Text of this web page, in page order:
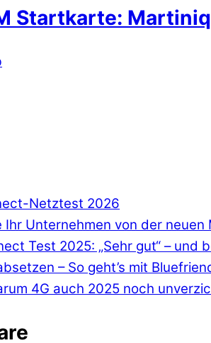
Startkarte:
Netztest 2026
Ihr Unternehmen von der
Test 2025: „Sehr gut“ – und
– So geht’s mit
4G auch 2025 noch